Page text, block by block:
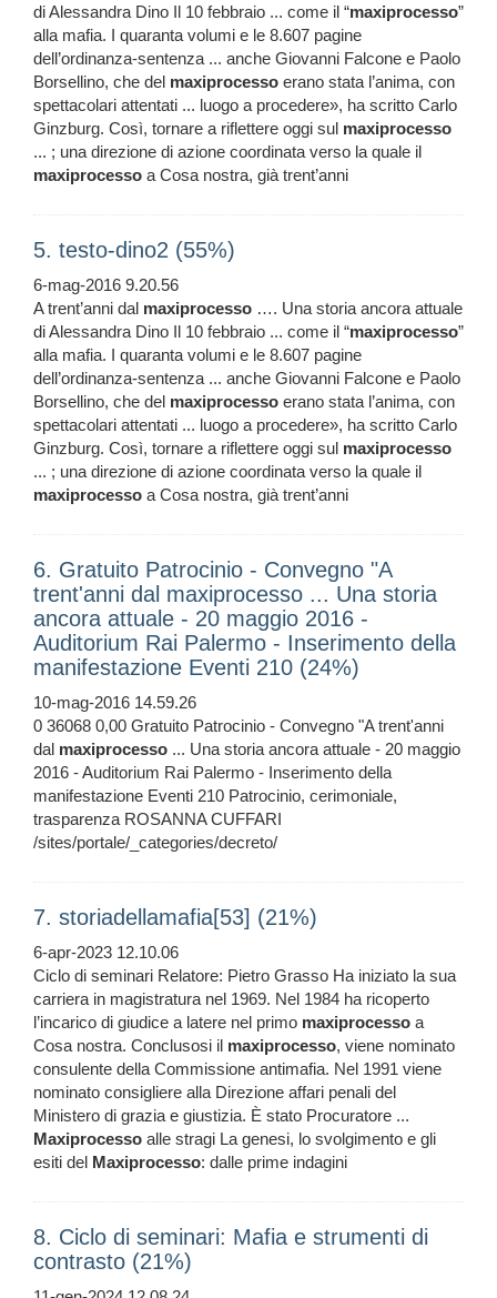
di Alessandra Dino Il 10 febbraio ... come il “maxiprocesso”
alla mafia. I quaranta volumi e le 8.607 pagine
dell’ordinanza-sentenza ... anche Giovanni Falcone e Paolo
Borsellino, che del maxiprocesso erano stata l’anima, con
spettacolari attentati ... luogo a procedere», ha scritto Carlo
Ginzburg. Così, tornare a riflettere oggi sul maxiprocesso
... ; una direzione di azione coordinata verso la quale il
maxiprocesso a Cosa nostra, già trent’anni
5. testo-dino2 (55%)
6-mag-2016 9.20.56
A trent’anni dal maxiprocesso …. Una storia ancora attuale
di Alessandra Dino Il 10 febbraio ... come il “maxiprocesso”
alla mafia. I quaranta volumi e le 8.607 pagine
dell’ordinanza-sentenza ... anche Giovanni Falcone e Paolo
Borsellino, che del maxiprocesso erano stata l’anima, con
spettacolari attentati ... luogo a procedere», ha scritto Carlo
Ginzburg. Così, tornare a riflettere oggi sul maxiprocesso
... ; una direzione di azione coordinata verso la quale il
maxiprocesso a Cosa nostra, già trent’anni
6. Gratuito Patrocinio - Convegno "A
trent'anni dal maxiprocesso ... Una storia
ancora attuale - 20 maggio 2016 -
Auditorium Rai Palermo - Inserimento della
manifestazione Eventi 210 (24%)
10-mag-2016 14.59.26
0 36068 0,00 Gratuito Patrocinio - Convegno "A trent'anni
dal maxiprocesso ... Una storia ancora attuale - 20 maggio
2016 - Auditorium Rai Palermo - Inserimento della
manifestazione Eventi 210 Patrocinio, cerimoniale,
trasparenza ROSANNA CUFFARI
/sites/portale/_categories/decreto/
7. storiadellamafia[53] (21%)
6-apr-2023 12.10.06
Ciclo di seminari Relatore: Pietro Grasso Ha iniziato la sua
carriera in magistratura nel 1969. Nel 1984 ha ricoperto
l’incarico di giudice a latere nel primo maxiprocesso a
Cosa nostra. Conclusosi il maxiprocesso, viene nominato
consulente della Commissione antimafia. Nel 1991 viene
nominato consigliere alla Direzione affari penali del
Ministero di grazia e giustizia. È stato Procuratore ...
Maxiprocesso alle stragi La genesi, lo svolgimento e gli
esiti del Maxiprocesso: dalle prime indagini
8. Ciclo di seminari: Mafia e strumenti di
contrasto (21%)